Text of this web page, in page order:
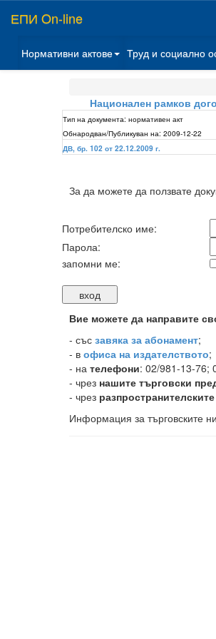
ЕПИ On-line
Нормативни актове Труд и социално
Национален рамков
Тип на документа: нормативен акт
Обнародван/Публикуван на: 2009-12-22
ДВ, бр. 102 от 22.12.2009 г.
За да можете да ползвате
Потребителско име:
Парола:
запомни ме:
Вие можете да направите
- със завяка за абонамент;
- в офиса на издателството;
- на телефони: 02/981-13-76;
- чрез нашите търговски
- чрез
Информация за търговските